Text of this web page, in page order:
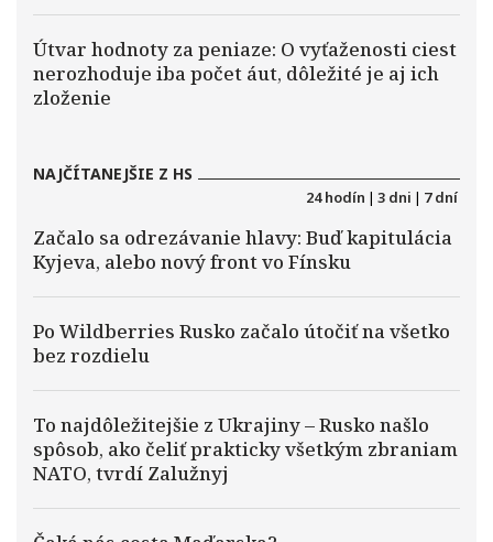
Útvar hodnoty za peniaze: O vyťaženosti ciest
nerozhoduje iba počet áut, dôležité je aj ich
zloženie
NAJČÍTANEJŠIE Z HS
24 hodín | 3 dni | 7 dní
Začalo sa odrezávanie hlavy: Buď kapitulácia
Kyjeva, alebo nový front vo Fínsku
Po Wildberries Rusko začalo útočiť na všetko
bez rozdielu
To najdôležitejšie z Ukrajiny – Rusko našlo
spôsob, ako čeliť prakticky všetkým zbraniam
NATO, tvrdí Zalužnyj